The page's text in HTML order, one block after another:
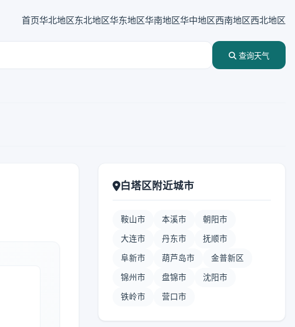
首页华北地区东北地区华东地区华南地区华中地区西南地区西北地区
查询天气
白塔区附近城市
鞍山市 本溪市 朝阳市
大连市 丹东市 抚顺市
阜新市 葫芦岛市 金普新区
锦州市 盘锦市 沈阳市
铁岭市 营口市